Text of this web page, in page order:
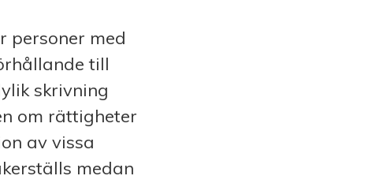
personer med
till
skrivning
om rättigheter
av vissa
medan